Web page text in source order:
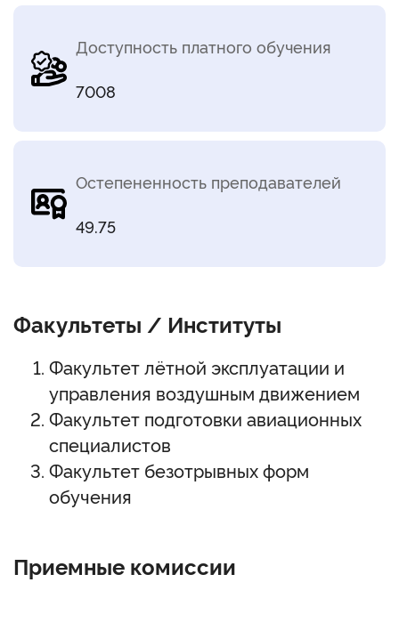
Доступность платного обучения
7008
Остепененность преподавателей
49.75
Факультеты / Институты
Факультет лётной эксплуатации и
управления воздушным движением
Факультет подготовки авиационных
специалистов
Факультет безотрывных форм
обучения
Приемные комиссии